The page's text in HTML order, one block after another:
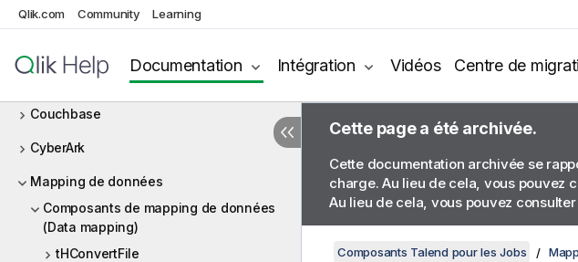
Qlik.com Community Learning
Documentation Intégration Vidéos Centre de
CombinedSQL
Couchbase
CyberArk
Mapping de données
Composants de mapping de données
(Data mapping)
tHConvertFile
Cette page a été archivée.
Cette documentation archivée se
charge. Au lieu de cela, vous pouvez
Au lieu de cela, vous pouvez
Composants Talend pour les Jobs